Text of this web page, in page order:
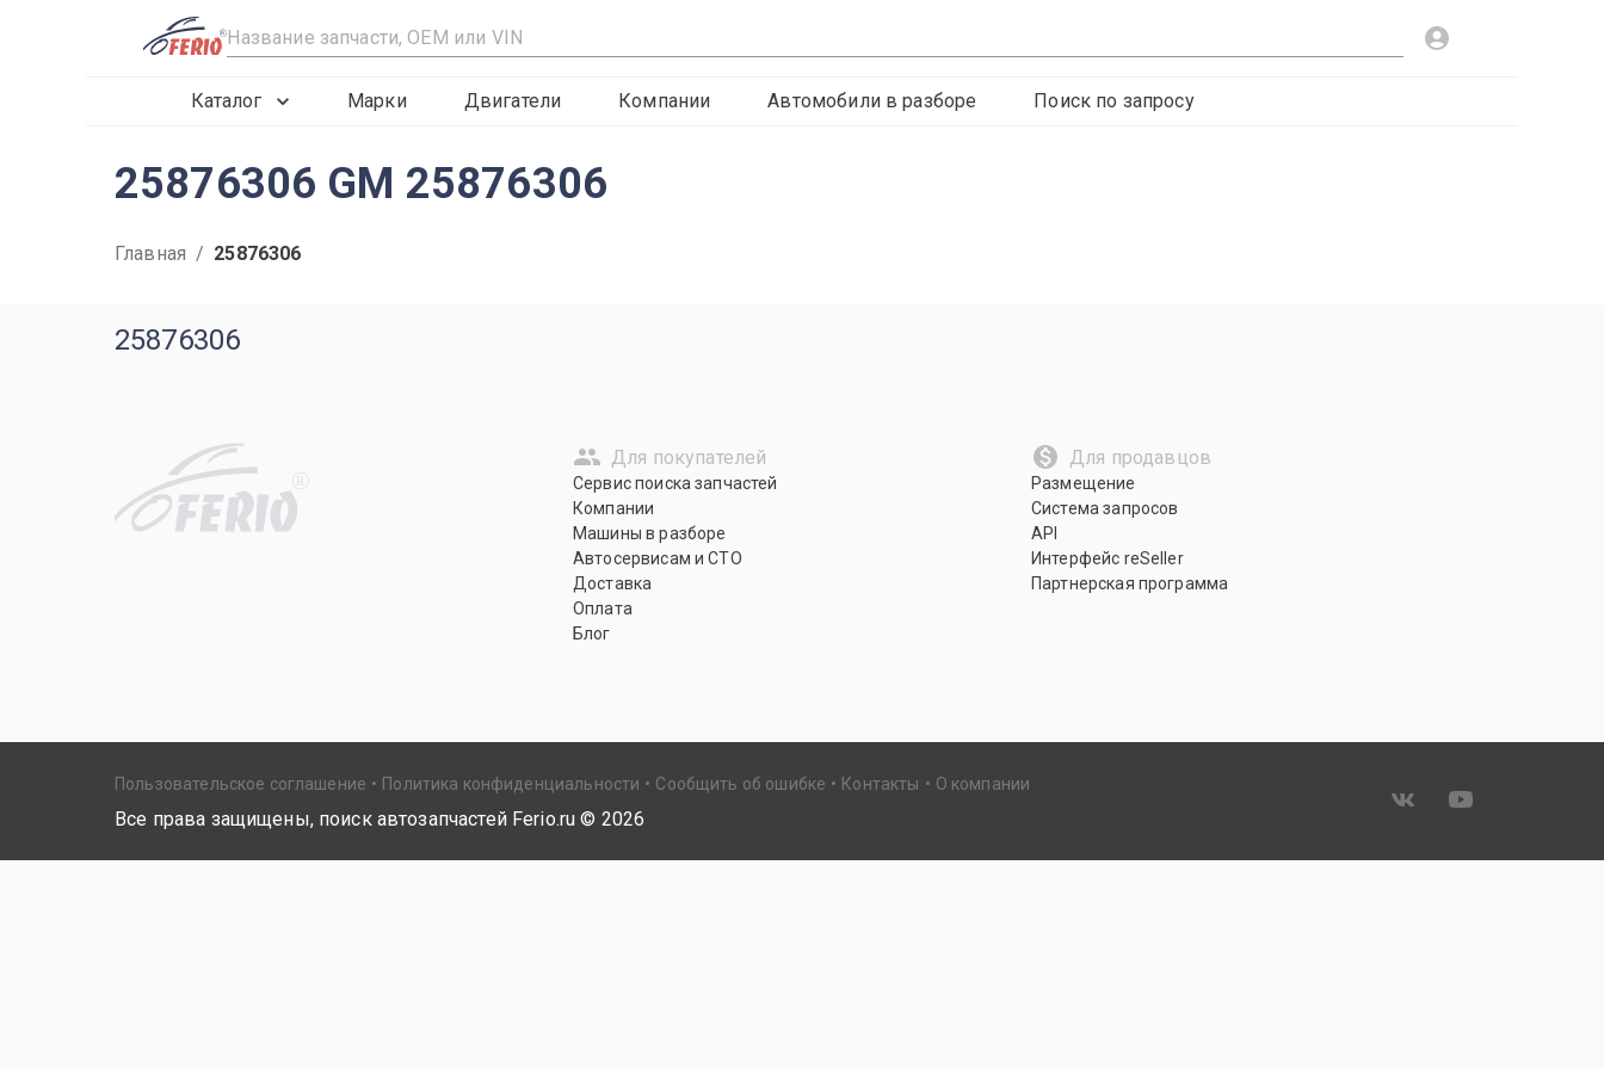
R
Каталог Марки Двигатели Компании Автомобили в разборе Поиск по запросу
25876306 GM 25876306
Главная / 25876306
25876306
R
Для покупателей
Сервис поиска запчастей
Компании
Машины в разборе
Автосервисам и СТО
Доставка
Оплата
Блог
Для продавцов
Размещение
Система запросов
API
Интерфейс reSeller
Партнерская программа
Пользовательское соглашение Политика конфиденциальности Сообщить об ошибке Контакты О компании
Все права защищены, поиск автозапчастей Ferio.ru © 2026